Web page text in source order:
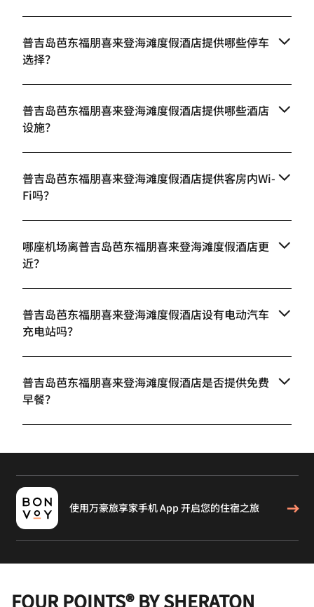
普吉岛芭东福朋喜来登海滩度假酒店提供哪些停车
选择？
普吉岛芭东福朋喜来登海滩度假酒店提供哪些酒店
设施？
普吉岛芭东福朋喜来登海滩度假酒店提供客房内Wi-
Fi吗？
哪座机场离普吉岛芭东福朋喜来登海滩度假酒店更
近？
普吉岛芭东福朋喜来登海滩度假酒店设有电动汽车
充电站吗？
普吉岛芭东福朋喜来登海滩度假酒店是否提供免费
早餐？
使用万豪旅享家手机 App 开启您的住宿之旅
FOUR POINTS® BY SHERATON